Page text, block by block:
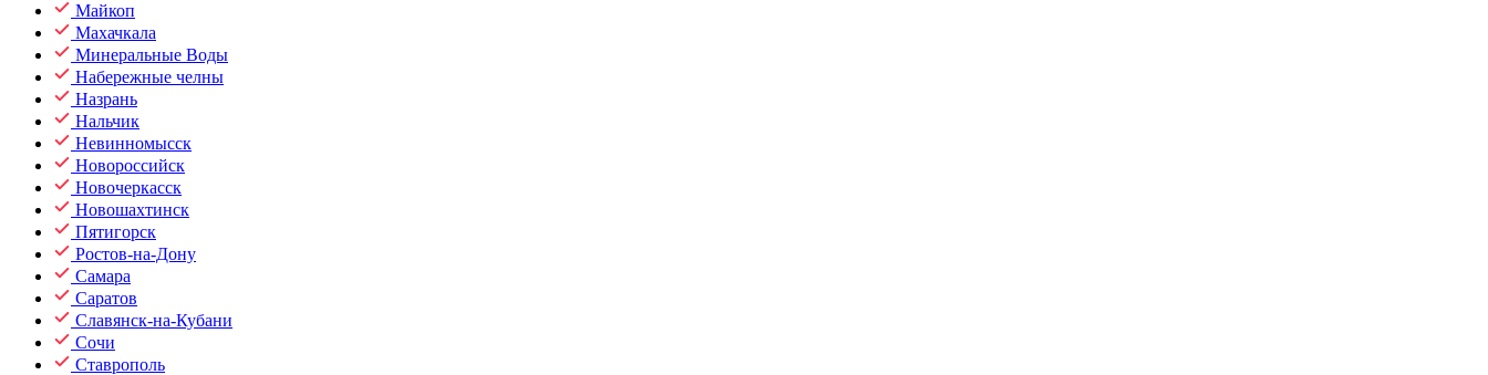
Майкоп
Махачкала
Минеральные Воды
Набережные челны
Назрань
Нальчик
Невинномысск
Новороссийск
Новочеркасск
Новошахтинск
Пятигорск
Ростов-на-Дону
Самара
Саратов
Славянск-на-Кубани
Сочи
Ставрополь